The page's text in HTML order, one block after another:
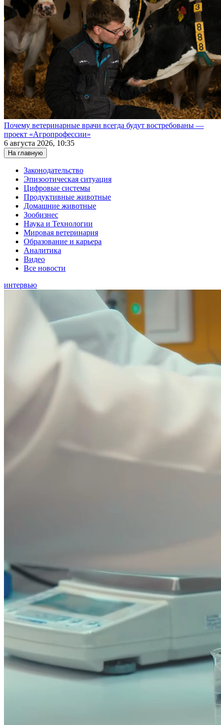
Почему ветеринарные врачи всегда будут востребованы —
проект «Агропрофессии»
6 августа 2026, 10:35
На главную
Законодательство
Эпизоотическая ситуация
Цифровые системы
Продуктивные животные
Домашние животные
Зообизнес
Наука и Технологии
Мировая ветеринария
Образование и карьера
Аналитика
Видео
Все новости
интервью